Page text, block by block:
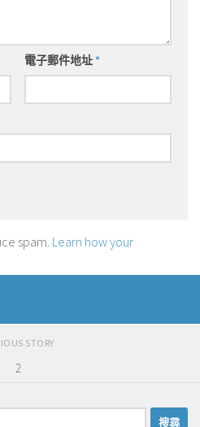
電子郵件地址*
spam. Learn how your
STORY
2